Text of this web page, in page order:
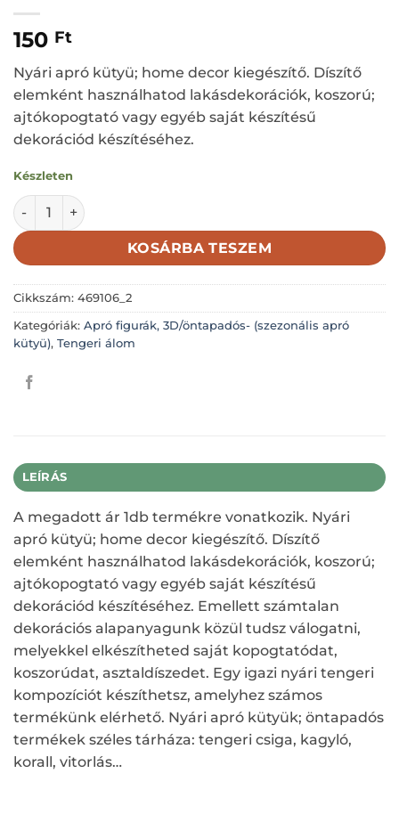
150 Ft
Nyári apró kütyü; home decor kiegészítő. Díszítő
elemként használhatod lakásdekorációk, koszorú;
ajtókopogtató vagy egyéb saját készítésű
dekorációd készítéséhez.
Készleten
Nyári apró kütyü; Kagyló; gyöngyház-krém; 4cm-es
KOSÁRBA TESZEM
Cikkszám: 469106_2
Kategóriák: Apró figurák, 3D/öntapadós- (szezonális apró
kütyü), Tengeri álom
LEÍRÁS
A megadott ár 1db termékre vonatkozik. Nyári
apró kütyü; home decor kiegészítő. Díszítő
elemként használhatod lakásdekorációk, koszorú;
ajtókopogtató vagy egyéb saját készítésű
dekorációd készítéséhez. Emellett számtalan
dekorációs alapanyagunk közül tudsz válogatni,
melyekkel elkészítheted saját kopogtatódat,
koszorúdat, asztaldíszedet. Egy igazi nyári tengeri
kompozíciót készíthetsz, amelyhez számos
termékünk elérhető. Nyári apró kütyük; öntapadós
termékek széles tárháza: tengeri csiga, kagyló,
korall, vitorlás…